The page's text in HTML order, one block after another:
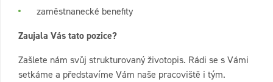
zaměstnanecké benefity
Zaujala Vás tato pozice?
Zašlete nám svůj strukturovaný životopis. Rádi se s Vámi
setkáme a představíme Vám naše pracoviště i tým.